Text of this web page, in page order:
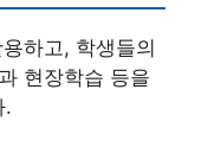
하고, 학생들의
현장학습 등을
.